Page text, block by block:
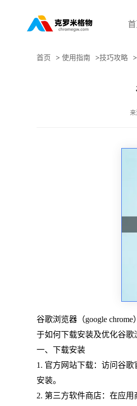
首页 > 使用指南 >技巧攻略 >
来
谷歌浏览器（google
于如何下载安装及优化谷歌
一、下载安装
1. 官方网站下载：访问谷
安装。
2. 第三方软件商店：在应用